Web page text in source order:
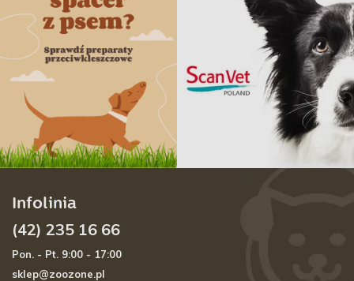
Infolinia
(42) 235 16 66
Pon. - Pt. 9:00 - 17:00
sklep@zoozone.pl